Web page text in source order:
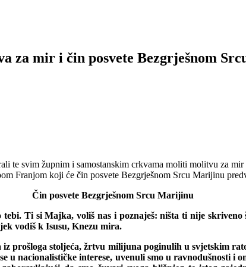
za mir i čin posvete Bezgrješnom
svim župnim i samostanskim crkvama moliti molitvu za mir
Franjom koji će čin posvete Bezgrješnom Srcu Marijinu
Čin posvete Bezgrješnom Srcu Marijinu
Ti si Majka, voliš nas i poznaješ: ništa ti nije
vodiš k Isusu, Knezu mira.
prošloga stoljeća, žrtvu milijuna poginulih u svjetskim
u nacionalističke interese, uvenuli smo u ravnodušnosti i